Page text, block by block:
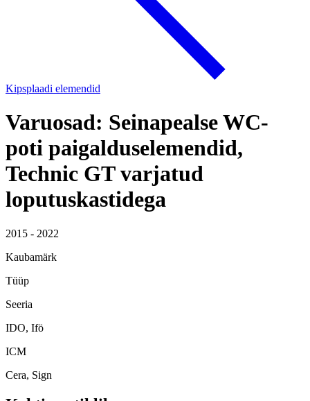
Kipsplaadi elemendid
Varuosad: Seinapealse WC-
poti paigalduselemendid,
Technic GT varjatud
loputuskastidega
2015 - 2022
Kaubamärk
Tüüp
Seeria
IDO, Ifö
ICM
Cera, Sign